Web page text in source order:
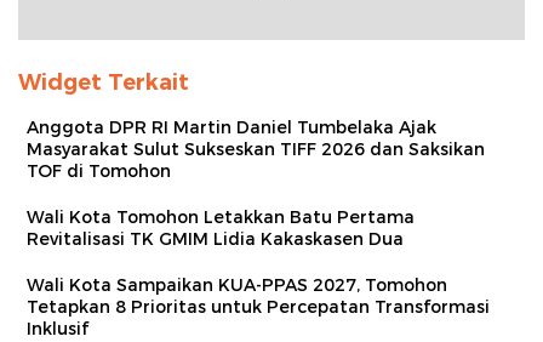
Widget Terkait
Anggota DPR RI Martin Daniel Tumbelaka Ajak
Masyarakat Sulut Sukseskan TIFF 2026 dan Saksikan
TOF di Tomohon
Wali Kota Tomohon Letakkan Batu Pertama
Revitalisasi TK GMIM Lidia Kakaskasen Dua
Wali Kota Sampaikan KUA‑PPAS 2027, Tomohon
Tetapkan 8 Prioritas untuk Percepatan Transformasi
Inklusif